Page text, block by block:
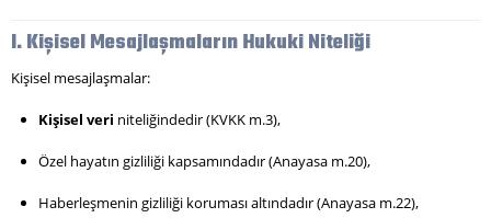
I. Kişisel Mesajlaşmaların Hukuki Niteliği
Kişisel mesajlaşmalar:
Kişisel veri niteliğindedir (KVKK m.3),
Özel hayatın gizliliği kapsamındadır (Anayasa m.20),
Haberleşmenin gizliliği koruması altındadır (Anayasa m.22),